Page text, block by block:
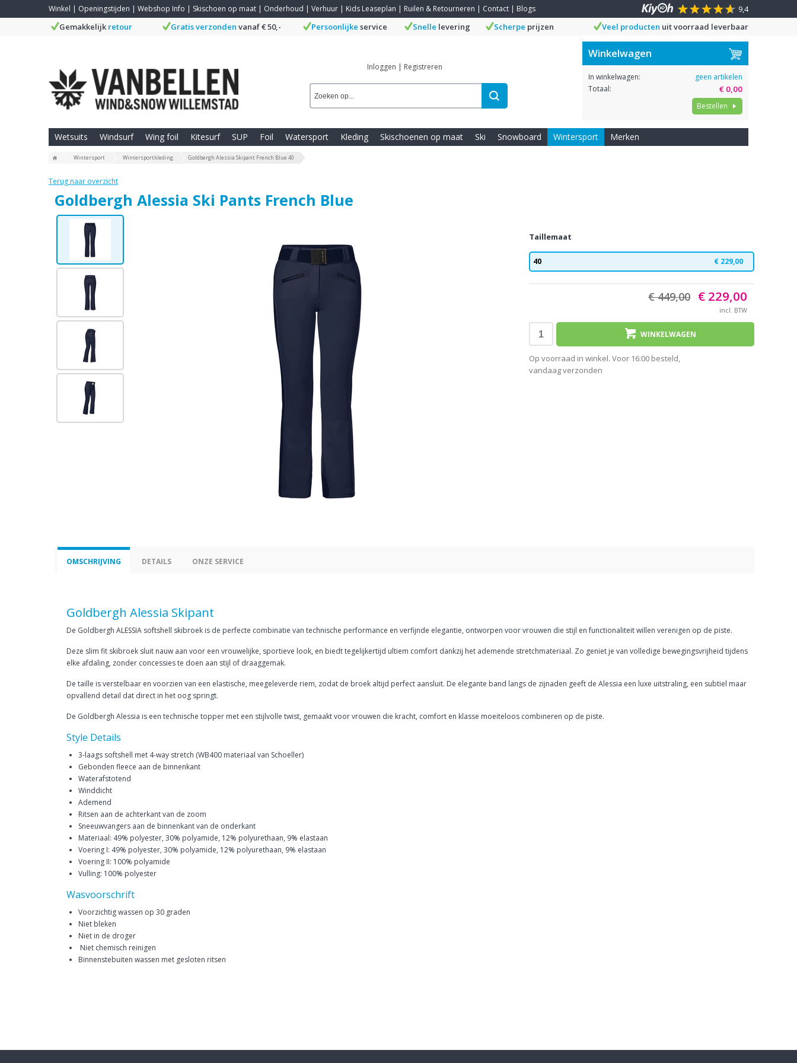
Winkel | Openingstijden | Webshop Info | Skischoen op maat | Onderhoud | Verhuur | Kids Leaseplan | Ruilen & Retourneren | Contact | Blogs
9,4
Gemakkelijk retour Gratis verzonden vanaf € 50,- Persoonlijke service Snelle levering Scherpe prijzen Veel producten uit voorraad leverbaar
Inloggen | Registreren
Winkelwagen
In winkelwagen:
geen artikelen
Totaal:
€ 0,00
Bestellen
Wetsuits Windsurf Wing foil Kitesurf SUP Foil Watersport Kleding Skischoenen op maat Ski Snowboard Wintersport Merken
Wintersport Wintersportkleding Goldbergh Alessia Skipant French Blue 40
Terug naar overzicht
Goldbergh Alessia Ski Pants French Blue
Taillemaat
40 € 229,00
€ 449,00 € 229,00
incl. BTW
WINKELWAGEN
Op voorraad in winkel. Voor 16:00 besteld,
vandaag verzonden
OMSCHRIJVING DETAILS ONZE SERVICE
Goldbergh Alessia Skipant
De Goldbergh ALESSIA softshell skibroek is de perfecte combinatie van technische performance en verfijnde elegantie, ontworpen voor vrouwen die stijl en functionaliteit willen verenigen op de piste.
Deze slim fit skibroek sluit nauw aan voor een vrouwelijke, sportieve look, en biedt tegelijkertijd ultiem comfort dankzij het ademende stretchmateriaal. Zo geniet je van volledige bewegingsvrijheid tijdens
elke afdaling, zonder concessies te doen aan stijl of draaggemak.
De taille is verstelbaar en voorzien van een elastische, meegeleverde riem, zodat de broek altijd perfect aansluit. De elegante band langs de zijnaden geeft de Alessia een luxe uitstraling, een subtiel maar
opvallend detail dat direct in het oog springt.
De Goldbergh Alessia is een technische topper met een stijlvolle twist, gemaakt voor vrouwen die kracht, comfort en klasse moeiteloos combineren op de piste.
Style Details
3-laags softshell met 4-way stretch (WB400 materiaal van Schoeller)
Gebonden fleece aan de binnenkant
Waterafstotend
Winddicht
Ademend
Ritsen aan de achterkant van de zoom
Sneeuwvangers aan de binnenkant van de onderkant
Materiaal: 49% polyester, 30% polyamide, 12% polyurethaan, 9% elastaan
Voering I: 49% polyester, 30% polyamide, 12% polyurethaan, 9% elastaan
Voering II: 100% polyamide
Vulling: 100% polyester
Wasvoorschrift
Voorzichtig wassen op 30 graden
Niet bleken
Niet in de droger
Niet chemisch reinigen
Binnenstebuiten wassen met gesloten ritsen